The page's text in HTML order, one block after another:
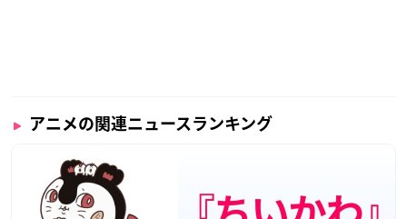
アニメの関連ニュースランキング